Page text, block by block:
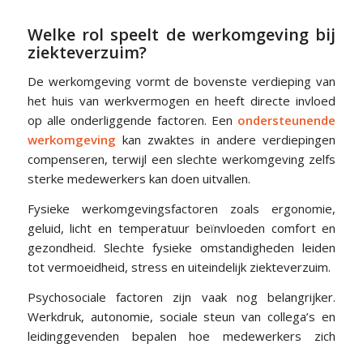
Welke rol speelt de werkomgeving bij
ziekteverzuim?
De werkomgeving vormt de bovenste verdieping van
het huis van werkvermogen en heeft directe invloed
op alle onderliggende factoren. Een ondersteunende
werkomgeving kan zwaktes in andere verdiepingen
compenseren, terwijl een slechte werkomgeving zelfs
sterke medewerkers kan doen uitvallen.
Fysieke werkomgevingsfactoren zoals ergonomie,
geluid, licht en temperatuur beïnvloeden comfort en
gezondheid. Slechte fysieke omstandigheden leiden
tot vermoeidheid, stress en uiteindelijk ziekteverzuim.
Psychosociale factoren zijn vaak nog belangrijker.
Werkdruk, autonomie, sociale steun van collega’s en
leidinggevenden bepalen hoe medewerkers zich